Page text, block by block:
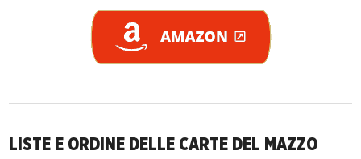
LISTE E ORDINE DELLE CARTE DEL MAZZO